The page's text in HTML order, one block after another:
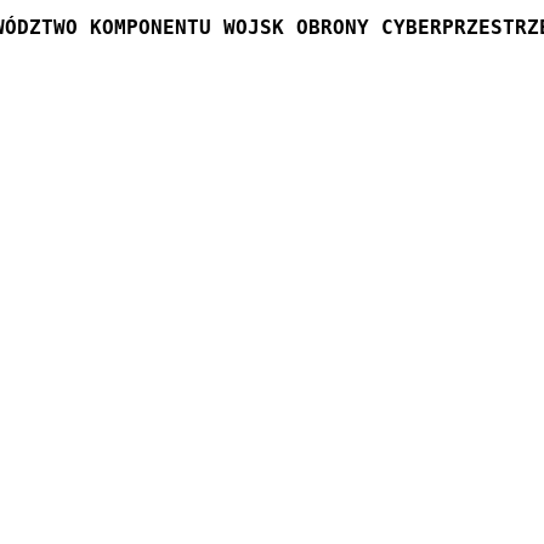
KOMPONENTU WOJSK OBRONY